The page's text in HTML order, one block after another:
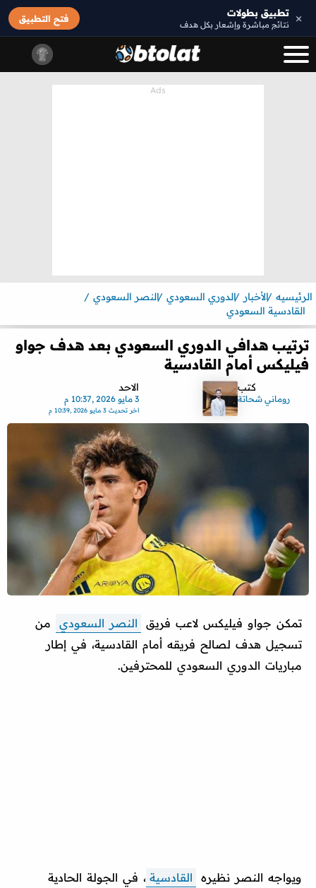
× تطبيق بطولات
نتائج مباشرة وإشعار بكل هدف
فتح التطبيق
الرئيسيه الأخبار الدوري السعودي النصر السعودي
القادسية السعودي
ترتيب هدافي الدوري السعودي بعد هدف جواو
فيليكس أمام القادسية
كتب
روماني شحاتة
الاحد
3 مايو 2026 ,10:37 م
اخر تحديث3 مايو 2026 ,10:39 م
تمكن جواو فيليكس لاعب فريق النصر السعودي
من
تسجيل هدف لصالح فريقه أمام القادسية، في إطار
مباريات الدوري السعودي للمحترفين.
ويواجه النصر نظيره القادسية ، في الجولة الحادية